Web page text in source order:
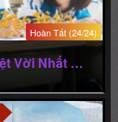
Hoàn Tất (24/24)
Điều Tuyệt Vời Nhất Của Chúng Ta